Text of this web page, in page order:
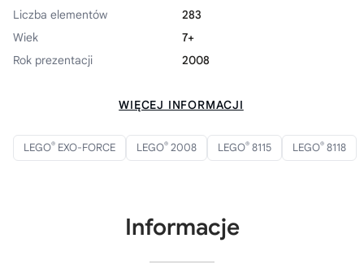
Liczba elementów
283
Wiek
7+
Rok prezentacji
2008
WIĘCEJ INFORMACJI
LEGO® EXO-FORCE LEGO® 2008 LEGO® 8115 LEGO® 8118
Informacje